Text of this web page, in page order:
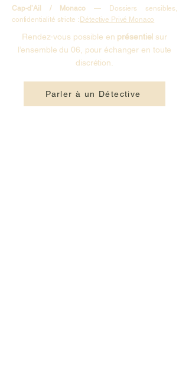
Cap-d’Ail / Monaco— Dossiers sensibles,
confidentialité stricte : Détective Privé Monaco
Rendez-vous possible en présentiel sur
l’ensemble du 06, pour échanger en toute
discrétion.
Parler à un Détective